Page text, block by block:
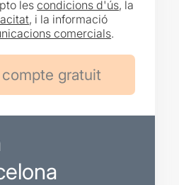
lescondicions d'ús, la
, i la informació
comercials.